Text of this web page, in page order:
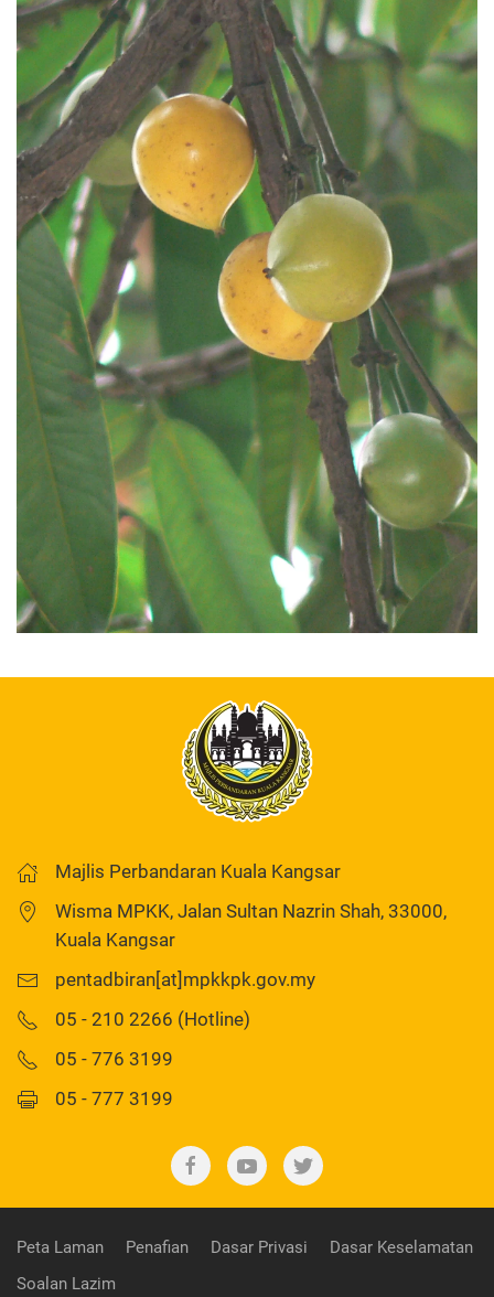
Majlis Perbandaran Kuala Kangsar
Wisma MPKK, Jalan Sultan Nazrin Shah, 33000,
Kuala Kangsar
pentadbiran[at]mpkkpk.gov.my
05 - 210 2266 (Hotline)
05 - 776 3199
05 - 777 3199
Peta Laman Penafian Dasar Privasi
Dasar Keselamatan
Soalan Lazim